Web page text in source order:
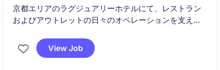
京都エリアのラグジュアリーホテルにて、レストラン
およびアウトレットの日々のオペレーションを支える
営、チームのリード、ゲスト対応、サービス品質管理
を通じて、上質なダイニング体験の提供に貢献いただ
View Job